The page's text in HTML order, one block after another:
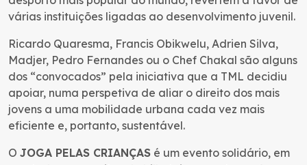
várias instituições ligadas ao desenvolvimento juvenil.
Ricardo Quaresma, Francis Obikwelu, Adrien Silva,
Madjer, Pedro Fernandes ou o Chef Chakal são alguns
dos “convocados” pela iniciativa que a TML decidiu
apoiar, numa perspetiva de aliar o direito dos mais
jovens a uma mobilidade urbana cada vez mais
eficiente e, portanto, sustentável.
O JOGA PELAS CRIANÇAS é um evento solidário, em